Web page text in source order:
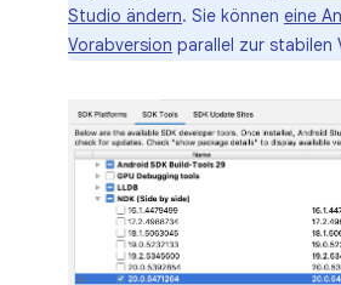
Studio ändern. Sie können eine
Vorabversion parallel zur stabilen